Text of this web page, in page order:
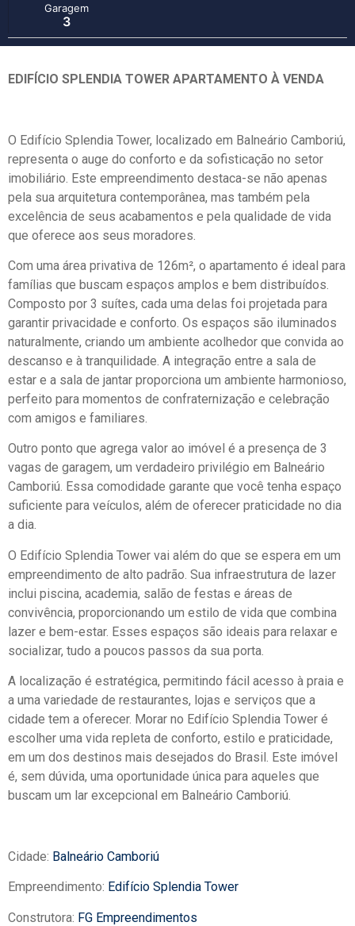
Garagem
3
EDIFÍCIO SPLENDIA TOWER APARTAMENTO À VENDA
O Edifício Splendia Tower, localizado em Balneário Camboriú,
representa o auge do conforto e da sofisticação no setor
imobiliário. Este empreendimento destaca-se não apenas
pela sua arquitetura contemporânea, mas também pela
excelência de seus acabamentos e pela qualidade de vida
que oferece aos seus moradores.
Com uma área privativa de 126m², o apartamento é ideal para
famílias que buscam espaços amplos e bem distribuídos.
Composto por 3 suítes, cada uma delas foi projetada para
garantir privacidade e conforto. Os espaços são iluminados
naturalmente, criando um ambiente acolhedor que convida ao
descanso e à tranquilidade. A integração entre a sala de
estar e a sala de jantar proporciona um ambiente harmonioso,
perfeito para momentos de confraternização e celebração
com amigos e familiares.
Outro ponto que agrega valor ao imóvel é a presença de 3
vagas de garagem, um verdadeiro privilégio em Balneário
Camboriú. Essa comodidade garante que você tenha espaço
suficiente para veículos, além de oferecer praticidade no dia
a dia.
O Edifício Splendia Tower vai além do que se espera em um
empreendimento de alto padrão. Sua infraestrutura de lazer
inclui piscina, academia, salão de festas e áreas de
convivência, proporcionando um estilo de vida que combina
lazer e bem-estar. Esses espaços são ideais para relaxar e
socializar, tudo a poucos passos da sua porta.
A localização é estratégica, permitindo fácil acesso à praia e
a uma variedade de restaurantes, lojas e serviços que a
cidade tem a oferecer. Morar no Edifício Splendia Tower é
escolher uma vida repleta de conforto, estilo e praticidade,
em um dos destinos mais desejados do Brasil. Este imóvel
é, sem dúvida, uma oportunidade única para aqueles que
buscam um lar excepcional em Balneário Camboriú.
Cidade: Balneário Camboriú
Empreendimento: Edifício Splendia Tower
Construtora: FG Empreendimentos